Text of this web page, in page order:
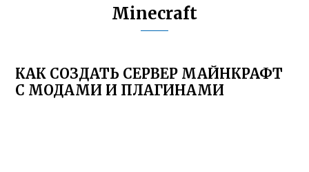
Minecraft
КАК СОЗДАТЬ СЕРВЕР МАЙНКРАФТ
С МОДАМИ И ПЛАГИНАМИ